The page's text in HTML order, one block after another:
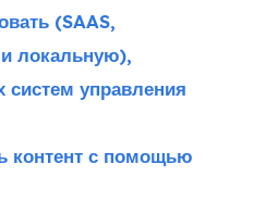
(SAAS,
локальную),
управления
контент с помощью